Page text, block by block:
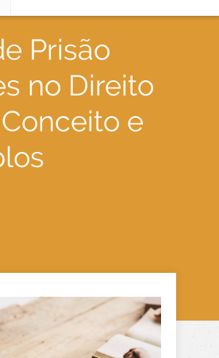
Prisão
no Direito
e